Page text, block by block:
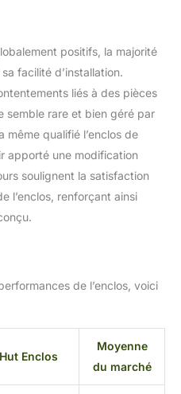
positifs, la majorité
facilité d’installation.
liés à des pièces
semble rare et bien géré par
même qualifié l’enclos de
apporté une modification
soulignent la satisfaction
l’enclos, renforçant ainsi
de l’enclos, voici
Enclos
Moyenne
du marché